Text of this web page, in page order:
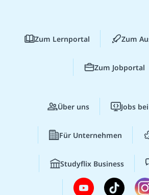
Zum Lernportal Zum
Zum Jobportal
Über uns Jobs
Für Unternehmen
Studyflix Business